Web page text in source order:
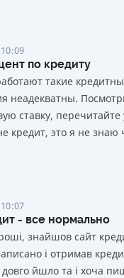
по кредиту
такие
неадекватны.
ставку, перечитайте
кредит, это я не знаю
- все нормально
знайшов сайт
і отримав
йшло та і хоча